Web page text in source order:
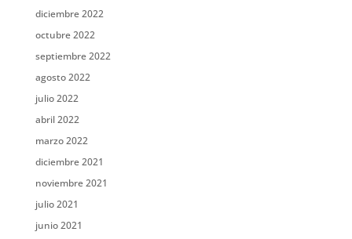
diciembre 2022
octubre 2022
septiembre 2022
agosto 2022
julio 2022
abril 2022
marzo 2022
diciembre 2021
noviembre 2021
julio 2021
junio 2021